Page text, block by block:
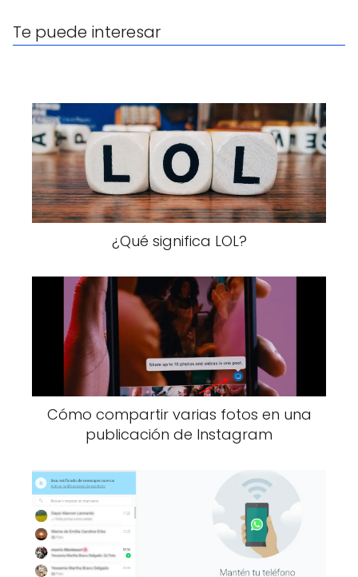
Te puede interesar
¿Qué significa LOL?
Cómo compartir varias fotos en una
publicación de Instagram